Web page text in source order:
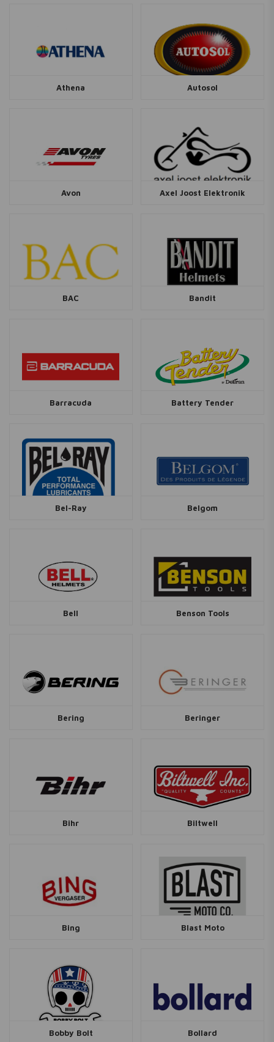
Athena Autosol
Avon Axel Joost Elektronik
BAC Bandit
Barracuda Battery Tender
Bel-Ray Belgom
Bell Benson Tools
Bering Beringer
Bihr Biltwell
Bing Blast Moto
Bobby Bolt Bollard